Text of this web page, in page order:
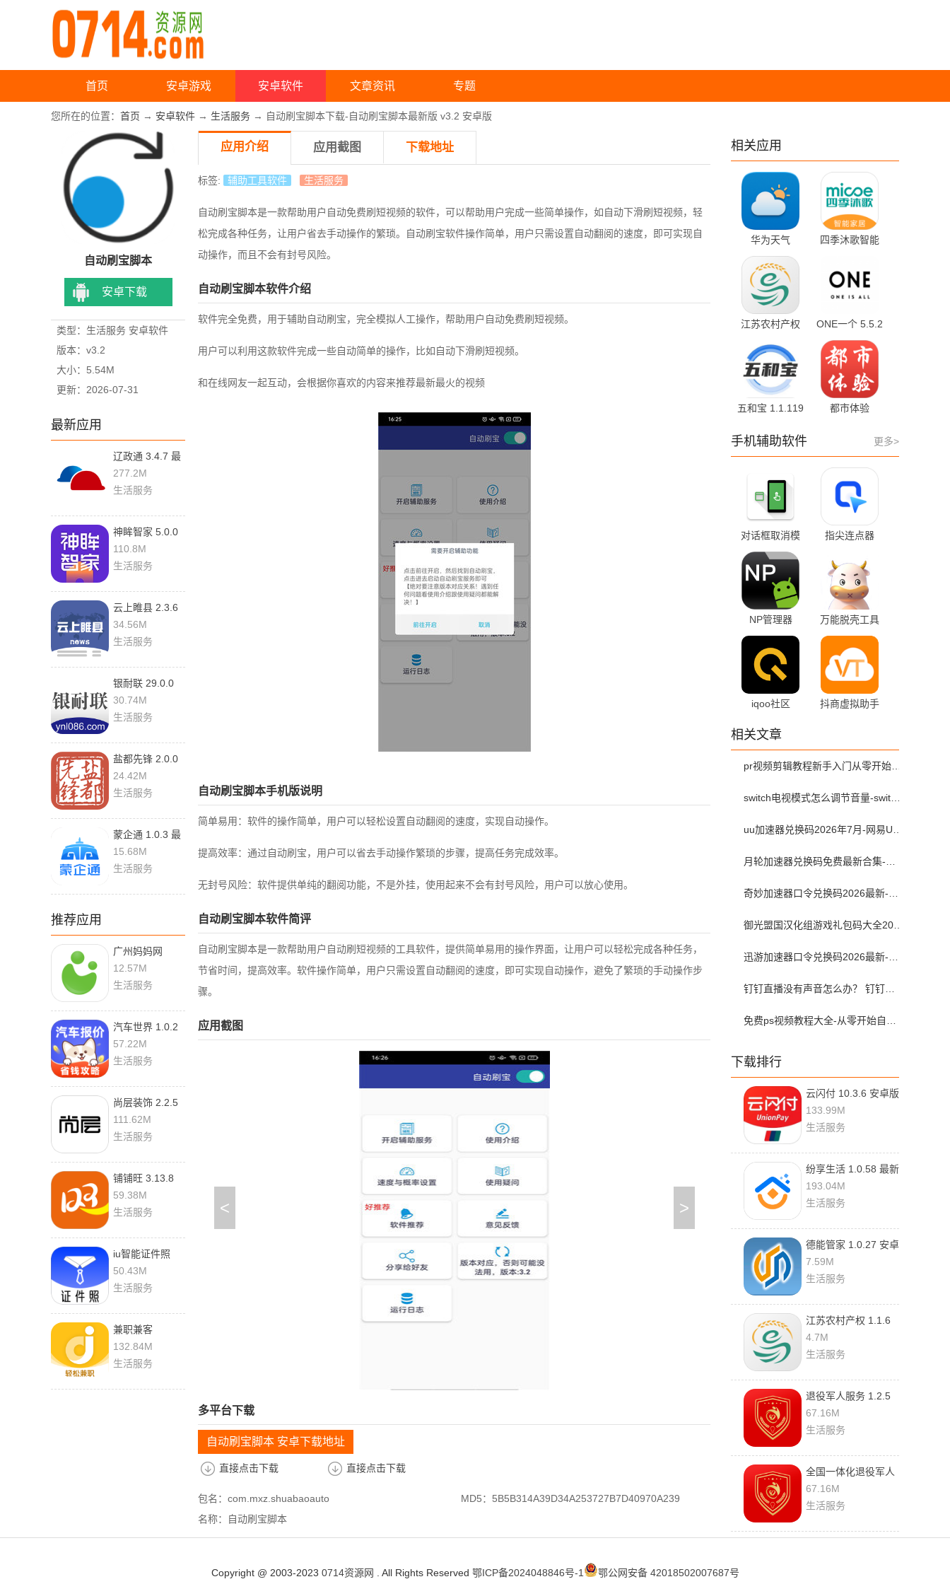
首页 安卓游戏 安卓软件 文章资讯 专题
您所在的位置： 首页 → 安卓软件 → 生活服务 → 自动刷宝脚本下载-自动刷宝脚本最新版 v3.2 安卓版
自动刷宝脚本
安卓下载
类型：生活服务 安卓软件
版本：v3.2
大小：5.54M
更新：2026-07-31
最新应用
辽政通 3.4.7 最
新版
277.2M
生活服务
神眸智家 5.0.0
手机版
110.8M
生活服务
云上睢县 2.3.6
手机版
34.56M
生活服务
银耐联 29.0.0
安卓版
30.74M
生活服务
盐都先锋 2.0.0
最新版
24.42M
生活服务
蒙企通 1.0.3 最
新版
15.68M
生活服务
推荐应用
广州妈妈网
2.6.7
12.57M
生活服务
汽车世界 1.0.2
手机版
57.22M
生活服务
尚层装饰 2.2.5
官方版
111.62M
生活服务
铺铺旺 3.13.8
最新版
59.38M
生活服务
iu智能证件照
1.1.21 手机版
50.43M
生活服务
兼职兼客
4.0.0.0 最新版
132.84M
生活服务
应用介绍 应用截图 下载地址
标签: 辅助工具软件 生活服务
自动刷宝脚本是一款帮助用户自动免费刷短视频的软件，可以帮助用户完成一些简单操作，如自动下滑刷短视频，轻
松完成各种任务，让用户省去手动操作的繁琐。自动刷宝软件操作简单，用户只需设置自动翻阅的速度，即可实现自
动操作，而且不会有封号风险。
自动刷宝脚本软件介绍
软件完全免费，用于辅助自动刷宝，完全模拟人工操作，帮助用户自动免费刷短视频。
用户可以利用这款软件完成一些自动简单的操作，比如自动下滑刷短视频。
和在线网友一起互动，会根据你喜欢的内容来推荐最新最火的视频
自动刷宝脚本手机版说明
简单易用：软件的操作简单，用户可以轻松设置自动翻阅的速度，实现自动操作。
提高效率：通过自动刷宝，用户可以省去手动操作繁琐的步骤，提高任务完成效率。
无封号风险：软件提供单纯的翻阅功能，不是外挂，使用起来不会有封号风险，用户可以放心使用。
自动刷宝脚本软件简评
自动刷宝脚本是一款帮助用户自动刷短视频的工具软件，提供简单易用的操作界面，让用户可以轻松完成各种任务，
节省时间，提高效率。软件操作简单，用户只需设置自动翻阅的速度，即可实现自动操作，避免了繁琐的手动操作步
骤。
应用截图
< >
多平台下载
自动刷宝脚本 安卓下载地址
直接点击下载 直接点击下载
包名：com.mxz.shuabaoauto
MD5：5B5B314A39D34A253727B7D40970A239
名称：自动刷宝脚本
相关应用
华为天气
v14.0.10.301
安卓版
四季沐歌智能
新版
江苏农村产权
ONE一个 5.5.2
最新版
五和宝 1.1.119
都市体验
更多>
手机辅助软件
对话框取消模
块 v23.11 安卓
版
指尖连点器
NP管理器
1.123 安卓版
万能脱壳工具
2.0 手机版
iqoo社区
抖商虚拟助手
相关文章
下载排行
云闪付 10.3.6 安卓版
133.99M
生活服务
纷享生活 1.0.58 最新
版
193.04M
生活服务
德能管家 1.0.27 安卓
版
7.59M
生活服务
江苏农村产权 1.1.6
手机版
4.7M
生活服务
退役军人服务 1.2.5
官方版
67.16M
生活服务
全国一体化退役军人
网上服务平台 1.2.5
官方版
67.16M
生活服务
Copyright @ 2003-2023 0714资源网 . All Rights Reserved 鄂ICP备2024048846号-1 鄂公网安备 42018502007687号